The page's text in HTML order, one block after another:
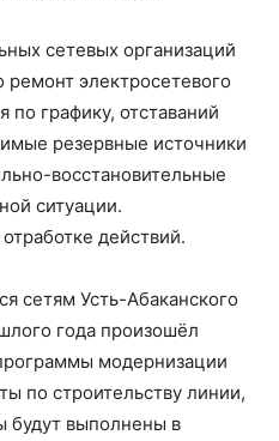
сетевых организаций
электросетевого
по графику, отставаний
резервные источники
восстановительные
ситуации.
действий.
сетям Усть-Абаканского
года произошёл
модернизации
по строительству линии,
будут выполнены в